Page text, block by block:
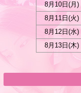
8月10日(月 )
8月11日(火)
8月12日(水)
8月13日(木)